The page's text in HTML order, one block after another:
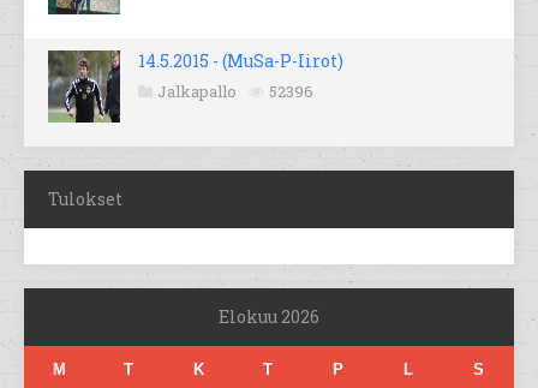
14.5.2015 - (MuSa-P-Iirot)
Jalkapallo 52396
Tulokset
Elokuu 2026
M T K T P L S